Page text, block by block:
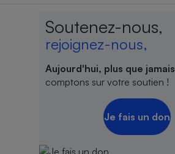
Soutenez-nous,
rejoignez-nous,
Aujourd'hui, plus que jamais
comptons sur votre soutien !
Je fais un don